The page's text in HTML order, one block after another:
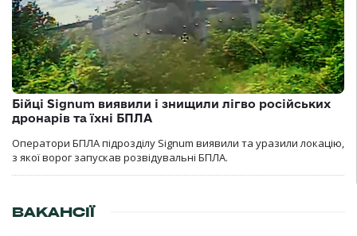
Бійці Signum виявили і знищили лігво російських
дронарів та їхні БПЛА
Оператори БПЛА підрозділу Signum виявили та уразили локацію,
з якої ворог запускав розвідувальні БПЛА.
ВАКАНСІЇ